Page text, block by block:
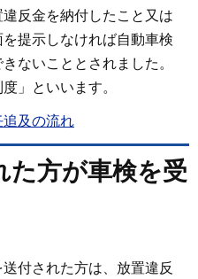
反金を納付したこと又は
提示しなければ自動車検
ないこととされました。
」といいます。
及の流れ
た方が車検を受
付された方は、放置違反